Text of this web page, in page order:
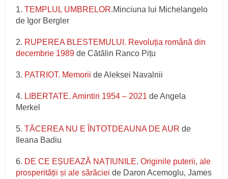
1.TEMPLUL UMBRELOR.Minciuna lui Michelangelo
de Igor Bergler
2. RUPEREA BLESTEMULUI. Revoluția română din
decembrie 1989 de Cătălin Ranco Pițu
3. PATRIOT. Memorii de Aleksei Navalnii
4. LIBERTATE. Amintiri 1954 – 2021 de Angela
Merkel
5.TĂCEREA NU E ÎNTOTDEAUNA DE AUR de
Ileana Badiu
6. DE CE EȘUEAZĂ NAȚIUNILE. Originile puterii, ale
prosperității și ale sărăciei de Daron Acemoglu, James